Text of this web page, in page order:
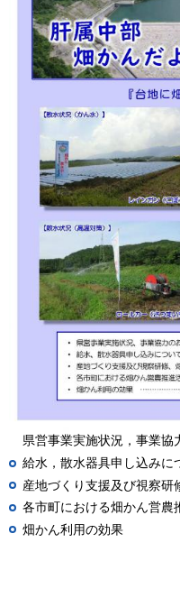
県営事業実施状況，事業協
給水，散水器具申し込みに
産地づくり支援及び視察研
各市町における畑かん営農
畑かん利用の効果